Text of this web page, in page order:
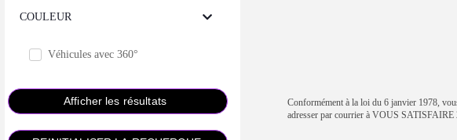
COULEUR
Véhicules avec 360°
Conformément à la loi du 6 janvier 1978,
adresser par courrier à VOUS